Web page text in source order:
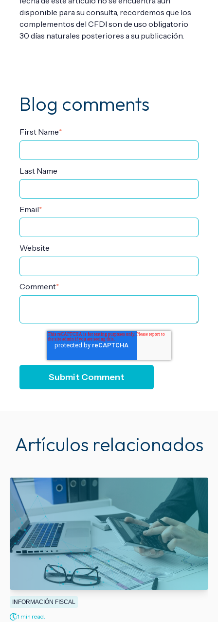
disponible para su consulta, recordemos que los
complementos del CFDI son de uso obligatorio
30 días naturales posteriores a su publicación.
Blog comments
First Name*
Last Name
Email*
Website
Comment*
Artículos relacionados
INFORMACIÓN FISCAL
1 min read.